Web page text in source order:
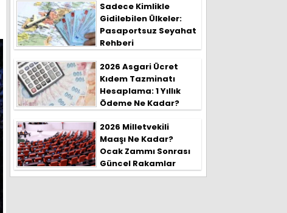
Sadece Kimlikle
Gidilebilen Ülkeler:
Pasaportsuz Seyahat
Rehberi
2026 Asgari Ücret
Kıdem Tazminatı
Hesaplama: 1 Yıllık
Ödeme Ne Kadar?
2026 Milletvekili
Maaşı Ne Kadar?
Ocak Zammı Sonrası
Güncel Rakamlar